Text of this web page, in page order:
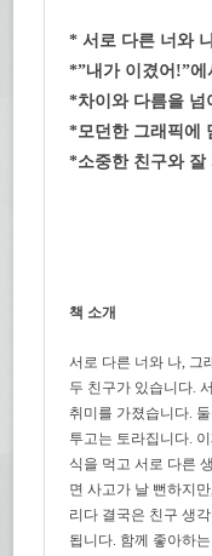
* 서로 다른 너와
*”내가 이겼어!”
*차이와 다름을 넘
*모던한 그래픽에
*소중한 친구와 잘
책 소개
서로 다른 너와 나, 그
두 친구가 있습니다.
취미를 가졌습니다.
투고는 토라집니다.
식을 먹고 서로 다른
면 사고가 날 뻔하지
리다 결국은 친구 생
됩니다. 함께 좋아하